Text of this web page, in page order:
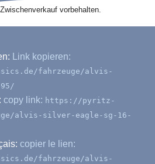
vorbehalten.
Link kopieren:
fahrzeuge/alvis-
copy link: https://pyritz-
alvis-silver-eagle-sg-16-
copier le lien:
fahrzeuge/alvis-